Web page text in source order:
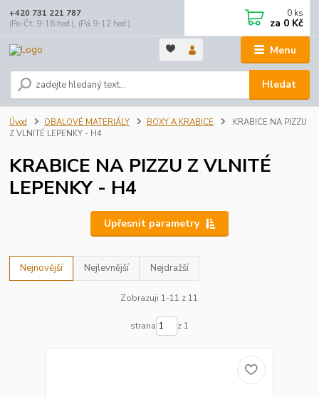
Menu
Hledat
+420 731 221 787
(Po-Čt, 9-16 hod.), (Pá 9-12 hod.)
0 ks
za 0 Kč
Úvod OBALOVÉ MATERIÁLY BOXY A KRABICE
KRABICE NA PIZZU
Z VLNITÉ LEPENKY - H4
KRABICE NA PIZZU Z VLNITÉ
LEPENKY - H4
Upřesnit parametry
Nejnovější Nejlevnější Nejdražší
Zobrazuji 1-11 z 11
strana z 1